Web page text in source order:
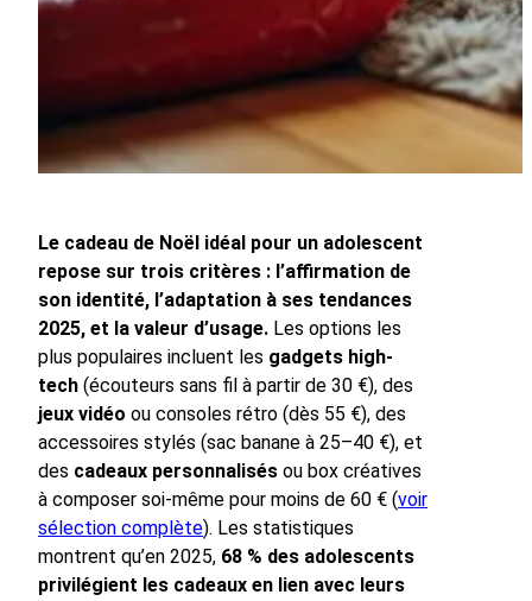
Le cadeau de Noël idéal pour un adolescent
repose sur trois critères : l’affirmation de
son identité, l’adaptation à ses tendances
2025, et la valeur d’usage. Les options les
plus populaires incluent les gadgets high-
tech (écouteurs sans fil à partir de 30 €), des
jeux vidéo ou consoles rétro (dès 55 €), des
accessoires stylés (sac banane à 25–40 €), et
des cadeaux personnalisés ou box créatives
à composer soi-même pour moins de 60 € (voir
sélection complète). Les statistiques
montrent qu’en 2025, 68 % des adolescents
privilégient les cadeaux en lien avec leurs